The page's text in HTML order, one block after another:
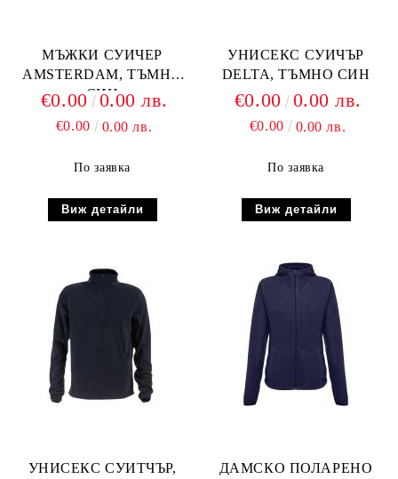
МЪЖКИ СУИЧЕР
AMSTERDAM, ТЪМНО
СИН
€0.00 0.00 лв.
€0.00 0.00 лв.
По заявка
Виж детайли
УНИСЕКС СУИЧЪР
DELTA, ТЪМНО СИН
€0.00 0.00 лв.
€0.00 0.00 лв.
По заявка
Виж детайли
УНИСЕКС СУИТЧЪР,
ДАМСКО ПОЛАРЕНО